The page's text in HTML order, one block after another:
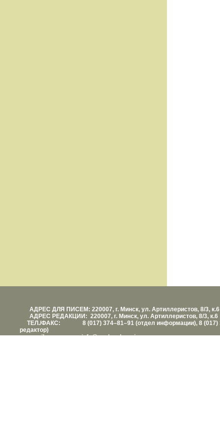
АДРЕС ДЛЯ ПИСЕМ: 220007, г. Минск, ул. Артиллеристов, 8/3, к.6
АДРЕС РЕДАКЦИИ: 220007, г. Минск, ул. Артиллеристов, 8/3, к.6
ТЕЛ./ФАКС: 8 (017) 374–81–91 (отдел информации), 8 (017)
редактор)
е-mail: info@vashezdorovie.com